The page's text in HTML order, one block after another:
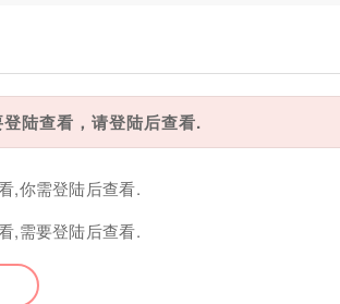
陆查看，请登陆后查看.
,你需登陆后查看.
,需要登陆后查看.